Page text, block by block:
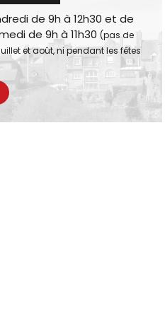
de 9h à 12h30 et de
de 9h à 11h30 (pas de
et août, ni pendant les fêtes